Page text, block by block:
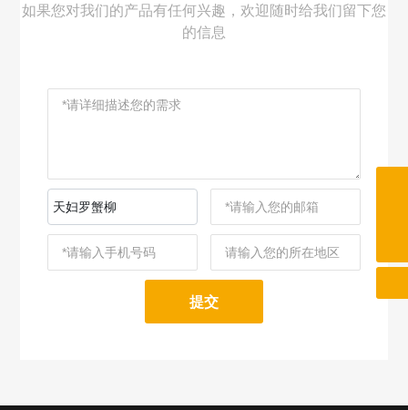
如果您对我们的产品有任何兴趣，欢迎随时给我们留下您
的信息
天妇罗蟹柳
提交
13332211076
srl1978@163.com